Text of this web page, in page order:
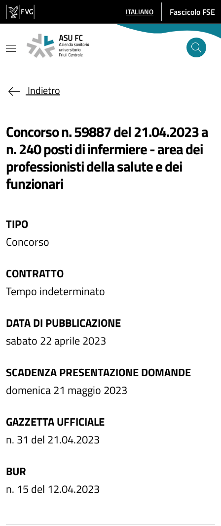
Salta al contenuto principale
SELEZIONE LINGUA: LINGUA
ITALIANO Fascicolo FSE
Indietro
Concorso n. 59887 del 21.04.2023 a
n. 240 posti di infermiere - area dei
professionisti della salute e dei
funzionari
TIPO
Concorso
CONTRATTO
Tempo indeterminato
DATA DI PUBBLICAZIONE
sabato 22 aprile 2023
SCADENZA PRESENTAZIONE DOMANDE
domenica 21 maggio 2023
GAZZETTA UFFICIALE
n. 31 del 21.04.2023
BUR
n. 15 del 12.04.2023